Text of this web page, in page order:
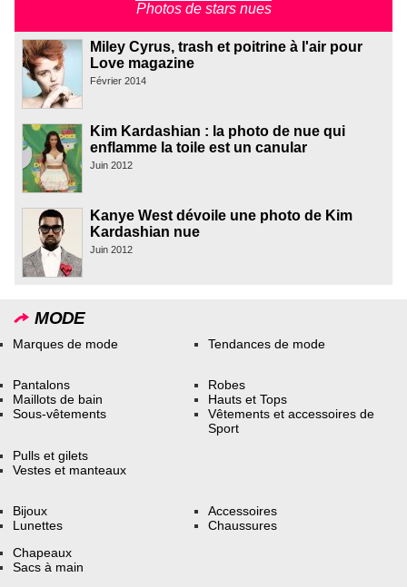
Photos de stars nues
Miley Cyrus, trash et poitrine à l'air pour
Love magazine
Février 2014
Kim Kardashian : la photo de nue qui
enflamme la toile est un canular
Juin 2012
Kanye West dévoile une photo de Kim
Kardashian nue
Juin 2012
MODE
Marques de mode Tendances de mode
Pantalons
Maillots de bain
Sous-vêtements
Robes
Hauts et Tops
Vêtements et accessoires de
Sport
Pulls et gilets
Vestes et manteaux
Bijoux
Lunettes
Accessoires
Chaussures
Chapeaux
Sacs à main